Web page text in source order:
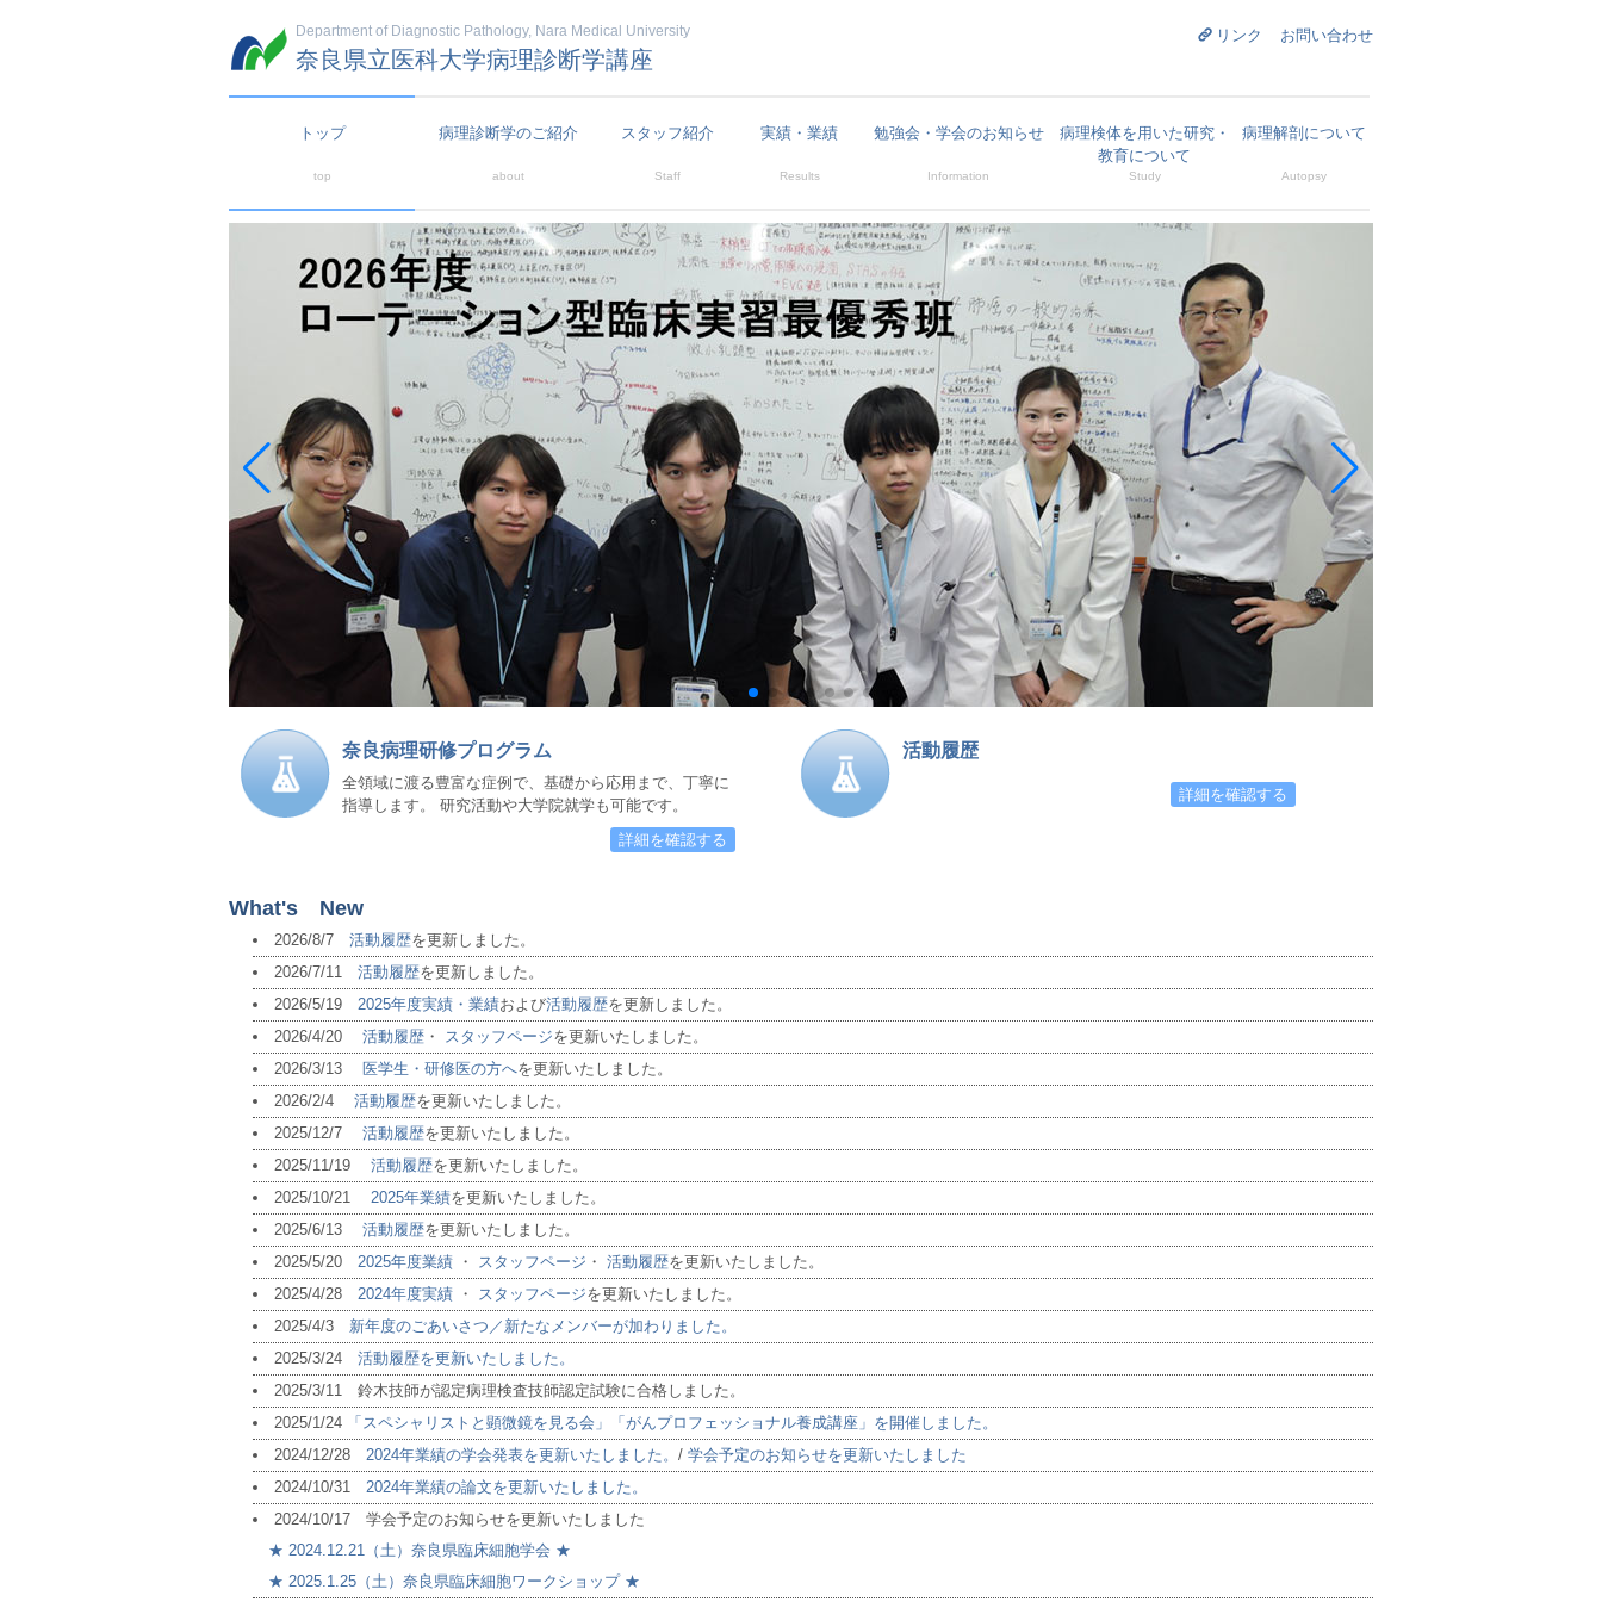
Department of Diagnostic Pathology, Nara Medical University
奈良県立医科大学病理診断学講座
リンク お問い合わせ
トップ
top
病理診断学のご紹介
about
スタッフ紹介
Staff
実績・業績
Results
勉強会・学会のお知らせ
Information
病理検体を用いた研究・
教育について
Study
病理解剖について
Autopsy
奈良病理研修プログラム
全領域に渡る豊富な症例で、基礎から応用まで、丁寧に
指導します。 研究活動や大学院就学も可能です。
詳細を確認する
活動履歴
詳細を確認する
What's New
2026/8/7 活動履歴を更新しました。
2026/7/11 活動履歴を更新しました。
2026/5/19 2025年度実績・業績および活動履歴を更新しました。
2026/4/20 活動履歴 ・ スタッフページを更新いたしました。
2026/3/13 医学生・研修医の方へを更新いたしました。
2026/2/4 活動履歴を更新いたしました。
2025/12/7 活動履歴を更新いたしました。
2025/11/19 活動履歴を更新いたしました。
2025/10/21 2025年業績を更新いたしました。
2025/6/13 活動履歴を更新いたしました。
2025/5/20 2025年度業績 ・ スタッフページ ・ 活動履歴を更新いたしました。
2025/4/28 2024年度実績 ・ スタッフページを更新いたしました。
2025/4/3 新年度のごあいさつ／新たなメンバーが加わりました。
2025/3/24 活動履歴を更新いたしました。
2025/3/11 鈴木技師が認定病理検査技師認定試験に合格しました。
2025/1/24
「スペシャリストと顕微鏡を見る会」「がんプロフェッショナル養成講座」を開催しました。
2024/12/28 2024年業績の学会発表を更新いたしました。 / 学会予定のお知らせを更新いたしました
2024/10/31 2024年業績の論文を更新いたしました。
2024/10/17 学会予定のお知らせを更新いたしました
★ 2024.12.21（土）奈良県臨床細胞学会 ★
★ 2025.1.25（土）奈良県臨床細胞ワークショップ★